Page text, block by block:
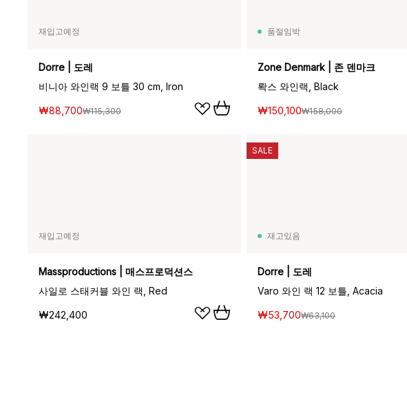
재입고예정
Dorre | 도레
비니아 와인랙 9 보틀 30 cm, Iron
₩88,700₩115,300
품절임박
Zone Denmark | 존 덴마크
롹스 와인랙, Black
₩150,100₩158,000
재입고예정
Massproductions | 매스프로덕션스
사일로 스태커블 와인 랙, Red
₩242,400
재고있음
Dorre | 도레
Varo 와인 랙 12 보틀, Acacia
₩53,700₩63,100
SALE